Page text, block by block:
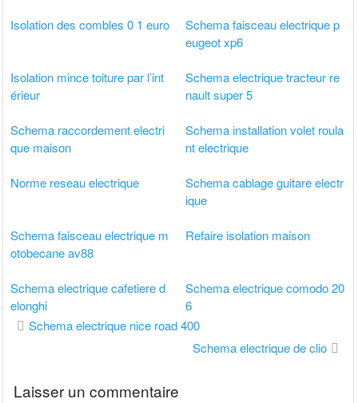
Isolation des combles 0 1 euro
Schema faisceau electrique p
eugeot xp6
Isolation mince toiture par l’int
érieur
Schema electrique tracteur re
nault super 5
Schema raccordement electri
que maison
Schema installation volet roula
nt electrique
Norme reseau electrique
Schema cablage guitare electr
ique
Schema faisceau electrique m
otobecane av88
Refaire isolation maison
Schema electrique cafetiere d
elonghi
Schema electrique comodo 20
6
Navigation
Schema electrique nice road 400
Schema electrique de clio
Laisser un commentaire